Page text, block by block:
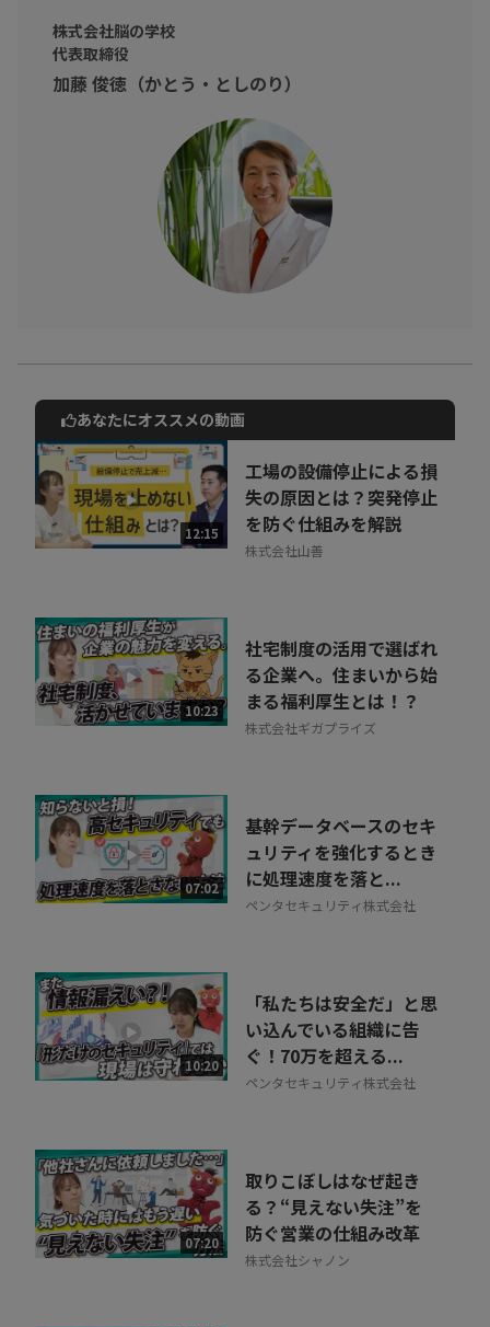
株式会社脳の学校
代表取締役
加藤 俊徳（かとう・としのり）
動画でご紹介しているサービスについて
お気軽にご相談・ご質問いただけます！
30秒でお申し込み可能
相談を希望する 無料
あなたにオススメの動画
12:15
工場の設備停止による損
失の原因とは？突発停止
を防ぐ仕組みを解説
株式会社山善
10:23
社宅制度の活用で選ばれ
る企業へ。住まいから始
まる福利厚生とは！？
株式会社ギガプライズ
07:02
基幹データベースのセキ
ュリティを強化するとき
に処理速度を落と...
ペンタセキュリティ株式会社
10:20
「私たちは安全だ」と思
い込んでいる組織に告
ぐ！70万を超える...
ペンタセキュリティ株式会社
07:20
取りこぼしはなぜ起き
る？“見えない失注”を
防ぐ営業の仕組み改革
株式会社シャノン